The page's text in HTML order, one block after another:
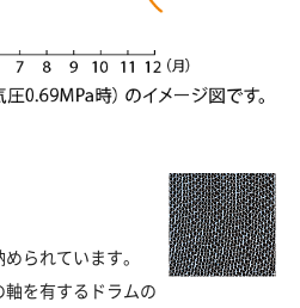
られています。
を有するドラムの